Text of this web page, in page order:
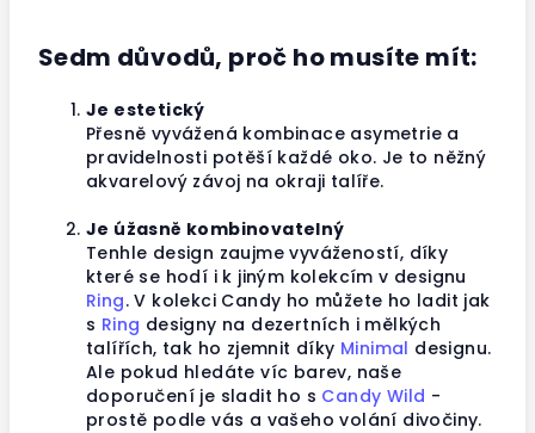
Sedm důvodů, proč ho musíte mít:
Je estetický
Přesně vyvážená kombinace asymetrie a
pravidelnosti potěší každé oko. Je to něžný
akvarelový závoj na okraji talíře.
Je úžasně kombinovatelný
Tenhle design zaujme vyvážeností, díky
které se hodí i k jiným kolekcím v designu
Ring. V kolekci Candy ho můžete ho ladit jak
s Ring designy na dezertních i mělkých
talířích, tak ho zjemnit díky Minimal designu.
Ale pokud hledáte víc barev, naše
doporučení je sladit ho s Candy Wild -
prostě podle vás a vašeho volání divočiny.